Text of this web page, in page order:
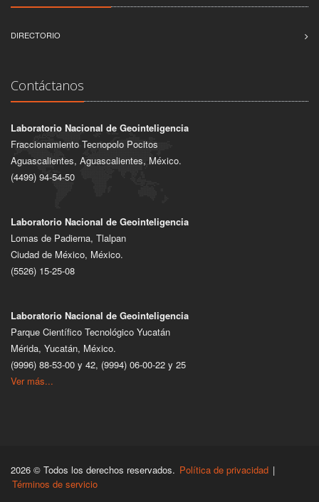
DIRECTORIO
Contáctanos
Laboratorio Nacional de Geointeligencia
Fraccionamiento Tecnopolo Pocitos
Aguascalientes, Aguascalientes, México.
(4499) 94-54-50
Laboratorio Nacional de Geointeligencia
Lomas de Padierna, Tlalpan
Ciudad de México, México.
(5526) 15-25-08
Laboratorio Nacional de Geointeligencia
Parque Científico Tecnológico Yucatán
Mérida, Yucatán, México.
(9996) 88-53-00 y 42, (9994) 06-00-22 y 25
Ver más...
2026 © Todos los derechos reservados. Política de privacidad |
Términos de servicio